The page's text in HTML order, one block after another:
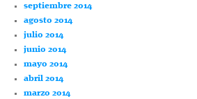
septiembre 2014
agosto 2014
julio 2014
junio 2014
mayo 2014
abril 2014
marzo 2014